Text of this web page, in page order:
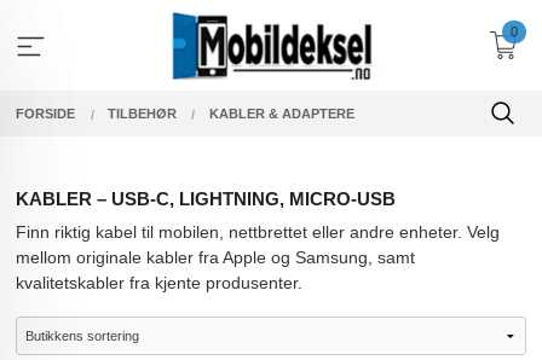
innholdet
0
FORSIDE TILBEHØR KABLER & ADAPTERE
KABLER – USB-C, LIGHTNING, MICRO-USB
Finn riktig kabel til mobilen, nettbrettet eller andre enheter. Velg
mellom originale kabler fra Apple og Samsung, samt
kvalitetskabler fra kjente produsenter.